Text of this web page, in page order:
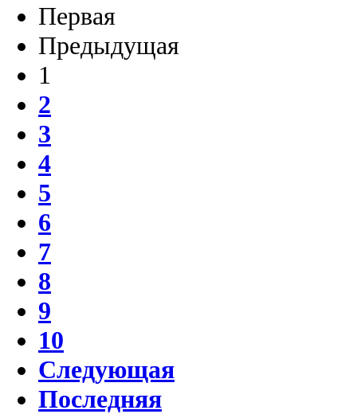
Первая
Предыдущая
1
2
3
4
5
6
7
8
9
10
Следующая
Последняя